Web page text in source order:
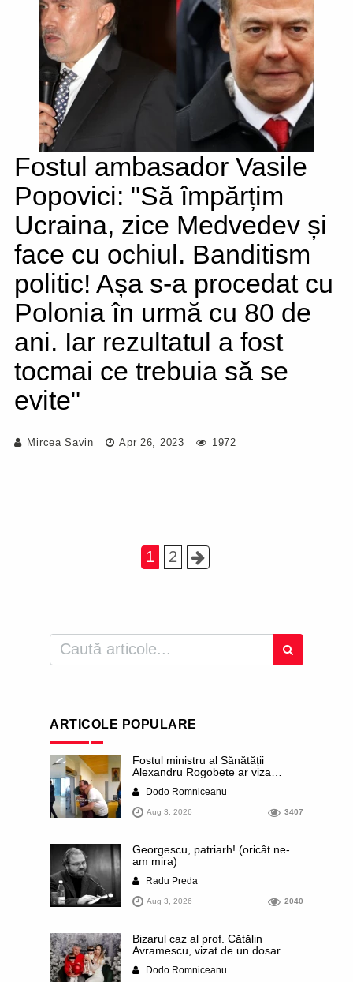
Fostul ambasador Vasile
Popovici: "Să împărțim
Ucraina, zice Medvedev și
face cu ochiul. Banditism
politic! Așa s-a procedat cu
Polonia în urmă cu 80 de
ani. Iar rezultatul a fost
tocmai ce trebuia să se
evite"
Mircea Savin Apr 26, 2023 1972
1 2
ARTICOLE POPULARE
Fostul ministru al Sănătății
Alexandru Rogobete ar viza
al orașului Timișoara. Pesedistul
publică imagini demne de Coreea
de Nord cu femei din Timișoara
Dodo Romniceanu
Aug 3, 2026 3407
Georgescu, patriarh! (oricât ne-
am mira)
Radu Preda
Aug 3, 2026 2040
Bizarul caz al prof. Cătălin
Avramescu, vizat de un dosar
DIICOT pentru „pornografie
infantilă”. Miroase a execuție
Dodo Romniceanu